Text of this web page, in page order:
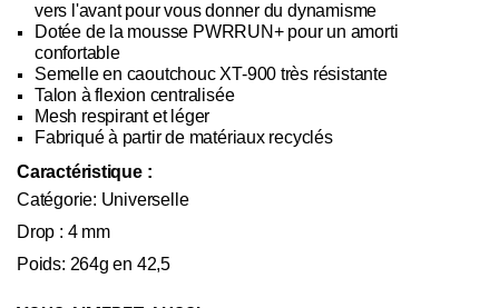
vers l'avant pour vous donner du dynamisme
Dotée de la mousse PWRRUN+ pour un amorti
confortable
Semelle en caoutchouc XT-900 très résistante
Talon à flexion centralisée
Mesh respirant et léger
Fabriqué à partir de matériaux recyclés
Caractéristique :
Catégorie: Universelle
Drop : 4 mm
Poids: 264g en 42,5